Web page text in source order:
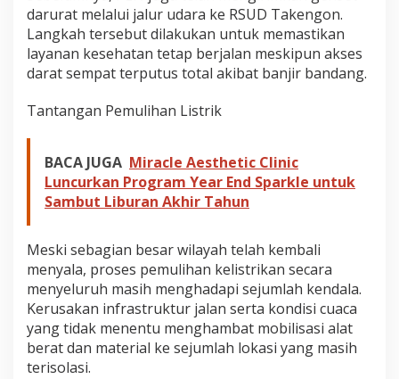
darurat melalui jalur udara ke RSUD Takengon.
Langkah tersebut dilakukan untuk memastikan
layanan kesehatan tetap berjalan meskipun akses
darat sempat terputus total akibat banjir bandang.
Tantangan Pemulihan Listrik
BACA JUGA Miracle Aesthetic Clinic
Luncurkan Program Year End Sparkle untuk
Sambut Liburan Akhir Tahun
Meski sebagian besar wilayah telah kembali
menyala, proses pemulihan kelistrikan secara
menyeluruh masih menghadapi sejumlah kendala.
Kerusakan infrastruktur jalan serta kondisi cuaca
yang tidak menentu menghambat mobilisasi alat
berat dan material ke sejumlah lokasi yang masih
terisolasi.